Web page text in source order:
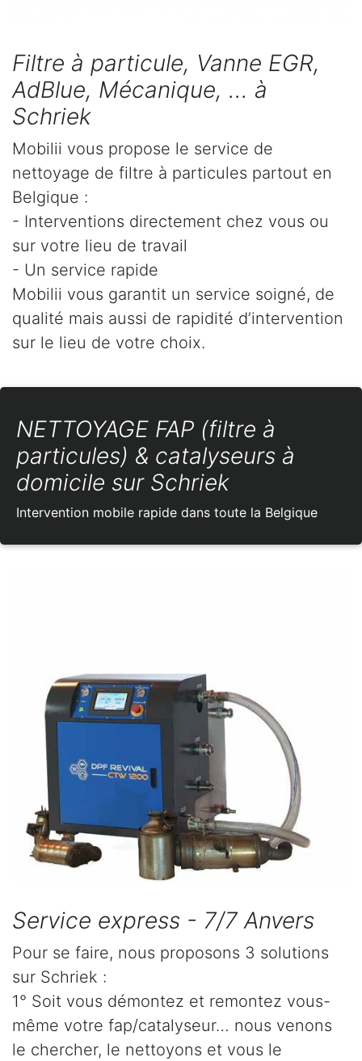
Filtre à particule, Vanne EGR,
AdBlue, Mécanique, ... à
Schriek
Mobilii vous propose le service de
nettoyage de filtre à particules partout en
Belgique :
- Interventions directement chez vous ou
sur votre lieu de travail
- Un service rapide
Mobilii vous garantit un service soigné, de
qualité mais aussi de rapidité d’intervention
sur le lieu de votre choix.
NETTOYAGE FAP (filtre à
particules) & catalyseurs à
domicile sur Schriek
Intervention mobile rapide dans toute la Belgique
Service express - 7/7 Anvers
Pour se faire, nous proposons 3 solutions
sur Schriek :
1° Soit vous démontez et remontez vous-
même votre fap/catalyseur… nous venons
le chercher, le nettoyons et vous le